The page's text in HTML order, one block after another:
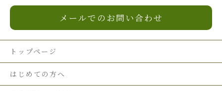
メールでのお問い合わせ
トップページ
はじめての方へ